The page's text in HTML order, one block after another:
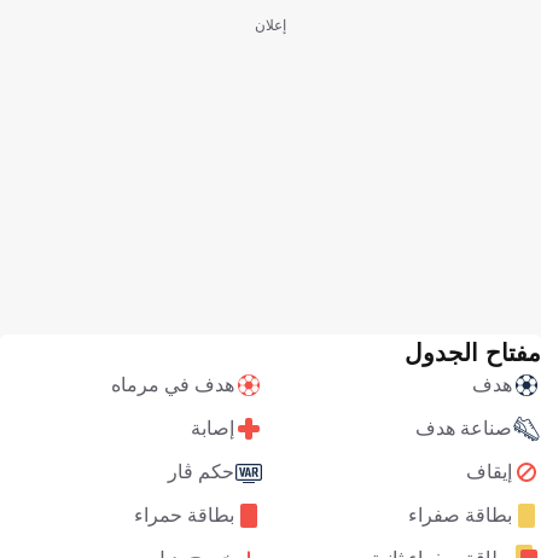
إعلان
مفتاح الجدول
هدف هدف في مرماه
صناعة هدف إصابة
إيقاف حكم ڤار
بطاقة صفراء بطاقة حمراء